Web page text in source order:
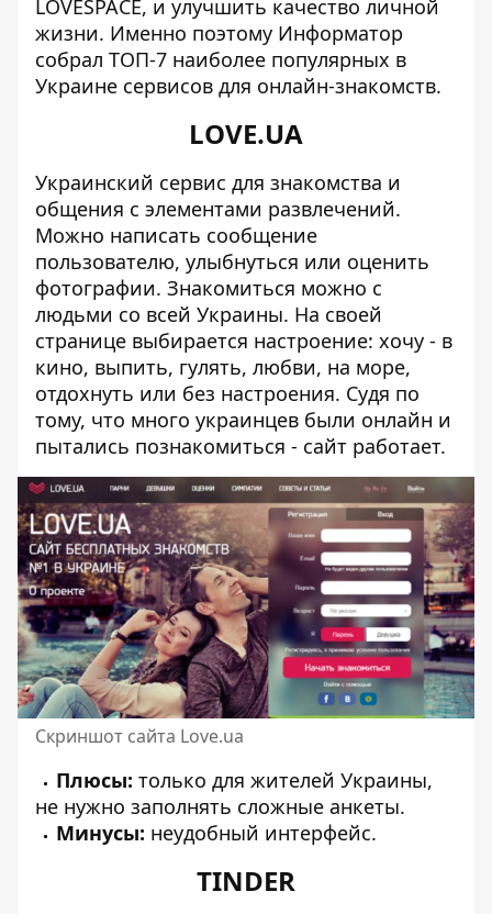
LOVESPACE, и улучшить качество личной
жизни. Именно поэтому Информатор
собрал ТОП-7 наиболее популярных в
Украине сервисов для онлайн-знакомств.
LOVE.UA
Украинский сервис для знакомства и
общения с элементами развлечений.
Можно написать сообщение
пользователю, улыбнуться или оценить
фотографии. Знакомиться можно с
людьми со всей Украины. На своей
странице выбирается настроение: хочу - в
кино, выпить, гулять, любви, на море,
отдохнуть или без настроения. Судя по
тому, что много украинцев были онлайн и
пытались познакомиться - сайт работает.
Скриншот сайта Love.ua
Плюсы: только для жителей Украины,
не нужно заполнять сложные анкеты.
Минусы: неудобный интерфейс.
TINDER